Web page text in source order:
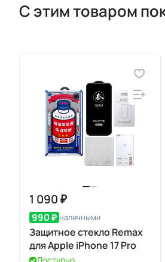
С этим товаром
1 090 ₽
990 ₽ наличными
Защитное стекло Remax
для Apple iPhone 17 Pro